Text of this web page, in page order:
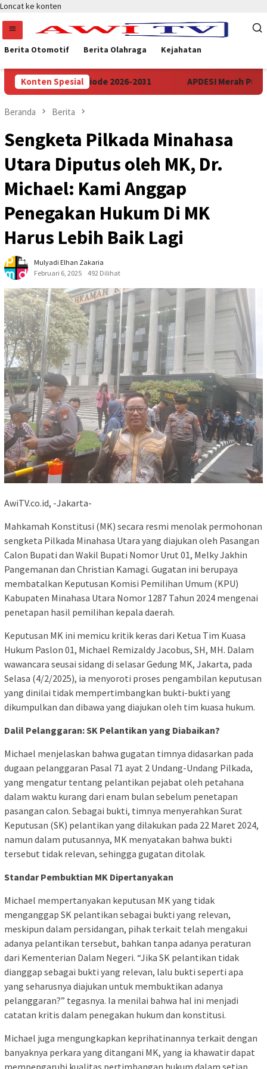
Loncat ke konten
Berita Otomotif Berita Olahraga Kejahatan
Konten Spesial
Banten Periode 2026-2031 APDESI Merah Putih
Beranda Berita
Sengketa Pilkada Minahasa
Utara Diputus oleh MK, Dr.
Michael: Kami Anggap
Penegakan Hukum Di MK
Harus Lebih Baik Lagi
Mulyadi Elhan Zakaria
Februari 6, 2025
492 Dilihat
AwiTV.co.id, -Jakarta-
Mahkamah Konstitusi (MK) secara resmi menolak permohonan
sengketa Pilkada Minahasa Utara yang diajukan oleh Pasangan
Calon Bupati dan Wakil Bupati Nomor Urut 01, Melky Jakhin
Pangemanan dan Christian Kamagi. Gugatan ini berupaya
membatalkan Keputusan Komisi Pemilihan Umum (KPU)
Kabupaten Minahasa Utara Nomor 1287 Tahun 2024 mengenai
penetapan hasil pemilihan kepala daerah.
Keputusan MK ini memicu kritik keras dari Ketua Tim Kuasa
Hukum Paslon 01, Michael Remizaldy Jacobus, SH, MH. Dalam
wawancara seusai sidang di selasar Gedung MK, Jakarta, pada
Selasa (4/2/2025), ia menyoroti proses pengambilan keputusan
yang dinilai tidak mempertimbangkan bukti-bukti yang
dikumpulkan dan dibawa yang diajukan oleh tim kuasa hukum.
Dalil Pelanggaran: SK Pelantikan yang Diabaikan?
Michael menjelaskan bahwa gugatan timnya didasarkan pada
dugaan pelanggaran Pasal 71 ayat 2 Undang-Undang Pilkada,
yang mengatur tentang pelantikan pejabat oleh petahana
dalam waktu kurang dari enam bulan sebelum penetapan
pasangan calon. Sebagai bukti, timnya menyerahkan Surat
Keputusan (SK) pelantikan yang dilakukan pada 22 Maret 2024,
namun dalam putusannya, MK menyatakan bahwa bukti
tersebut tidak relevan, sehingga gugatan ditolak.
Standar Pembuktian MK Dipertanyakan
Michael mempertanyakan keputusan MK yang tidak
menganggap SK pelantikan sebagai bukti yang relevan,
meskipun dalam persidangan, pihak terkait telah mengakui
adanya pelantikan tersebut, bahkan tanpa adanya peraturan
dari Kementerian Dalam Negeri. “Jika SK pelantikan tidak
dianggap sebagai bukti yang relevan, lalu bukti seperti apa
yang seharusnya diajukan untuk membuktikan adanya
pelanggaran?” tegasnya. Ia menilai bahwa hal ini menjadi
catatan kritis dalam penegakan hukum dan konstitusi.
Michael juga mengungkapkan keprihatinannya terkait dengan
banyaknya perkara yang ditangani MK, yang ia khawatir dapat
mempengaruhi kualitas pertimbangan hukum dalam setiap